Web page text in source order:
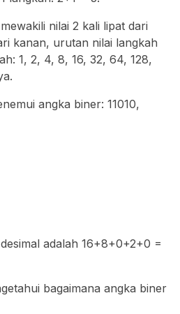
nilai 2 kali lipat dari
kanan, urutan nilai langkah
1, 2, 4, 8, 16, 32, 64, 128,
angka biner: 11010,
adalah 16+8+0+2+0 =
bagaimana angka biner